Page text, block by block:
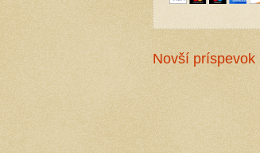
Novší príspevok